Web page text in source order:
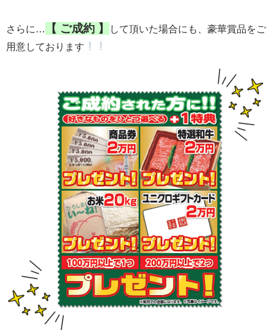
さらに… 【 ご成約 】
して頂いた場合にも、豪華賞品をご
用意しております